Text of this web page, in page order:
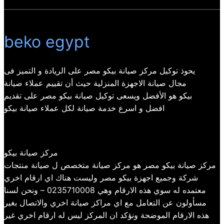
beko egypt
يحوذ توكيل مركز صيانة بيكو مصر على الريادة و التميز فى
مجال صيانة الاجهزة المنزلية حيث أن تقييم عملاء صيانة
بيكو هو الأفضل ويسعى توكيل صيانة بيكو مصر على تقديم
افضل و اسرع خدمة صيانة لكل عملاء صيانة بيكو
مركز صيانة بيكو
مركز صيانة بيكو مصر هو مركز صيانة متخصص ل صيانة منتجات
شركة وجميع اجهزة بيكو مصر وليست هناك اي ارقام اخري
معتمده له سوي هذه الارقام وهي 0235710008 – ونحن لسنا
مسأولون عن التعامل مع اي مراكز صيانة اخري والاتصال بغير
هذه الارقام الموضحة ونؤكد ان المركز ليس له ارقام اخري غير